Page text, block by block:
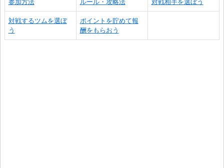
参加方法 ルール・攻略法 対戦相手を選ぼう
対戦するツムを選ぼ
う
ポイントを貯めて報
酬をもらおう